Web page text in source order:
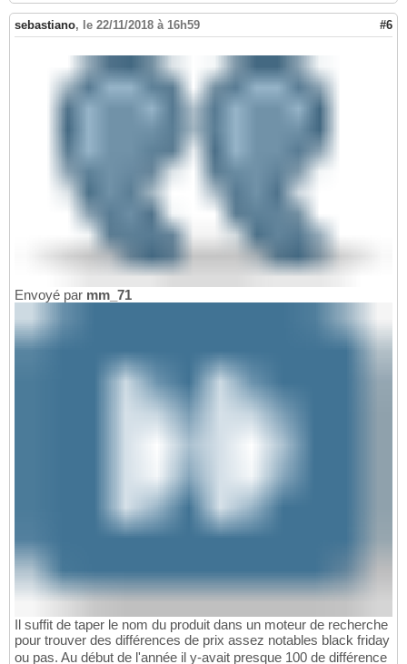
sebastiano, le 22/11/2018 à 16h59 #6
Envoyé par mm_71
Il suffit de taper le nom du produit dans un moteur de recherche
pour trouver des différences de prix assez notables black friday
ou pas. Au début de l'année il y-avait presque 100 de différence